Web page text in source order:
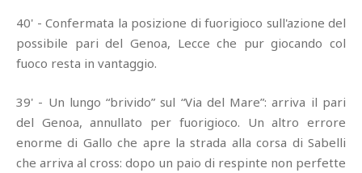
40' - Confermata la posizione di fuorigioco sull'azione del
possibile pari del Genoa, Lecce che pur giocando col
fuoco resta in vantaggio.
39' - Un lungo “brivido” sul “Via del Mare”: arriva il pari
del Genoa, annullato per fuorigioco. Un altro errore
enorme di Gallo che apre la strada alla corsa di Sabelli
che arriva al cross: dopo un paio di respinte non perfette